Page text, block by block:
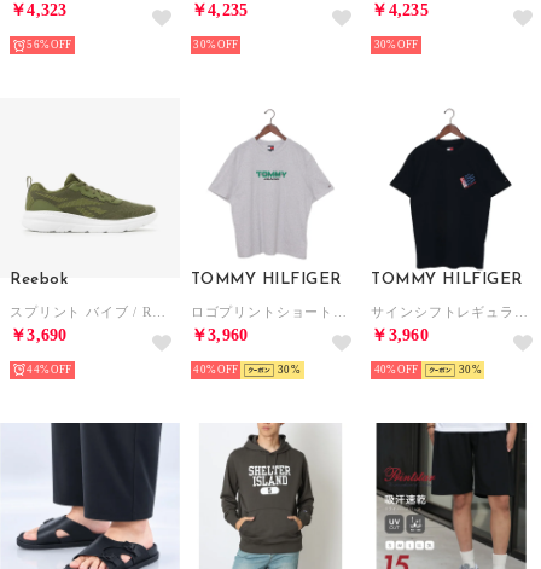
￥4,323
56%
￥4,235
30%
￥4,235
30%
Reebok
￥3,690
44%
TOMMY HILFIGER
￥3,960
40% 30
TOMMY HILFIGER
￥3,960
40% 30